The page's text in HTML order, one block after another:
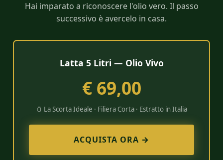
Hai imparato a riconoscere l'olio vero. Il passo
successivo è avercelo in casa.
Latta 5 Litri — Olio Vivo
€ 69,00
🫙 La Scorta Ideale · Filiera Corta · Estratto in Italia
ACQUISTA ORA →